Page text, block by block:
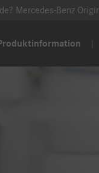
Mercedes-Benz